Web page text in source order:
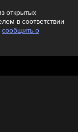
открытых
в соответствии
сообщить о